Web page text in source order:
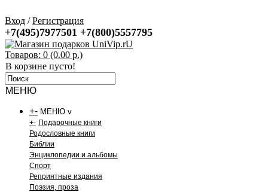
Вход /Регистрация
+7(495)7977501 +7(800)5557795
Товаров: 0 (0.00 р.)
В корзине пусто!
МЕНЮ
+- МЕНЮ v
+- Подарочные книги
Родословные книги
Библии
Энциклопедии и альбомы
Спорт
Репринтные издания
Поэзия, проза